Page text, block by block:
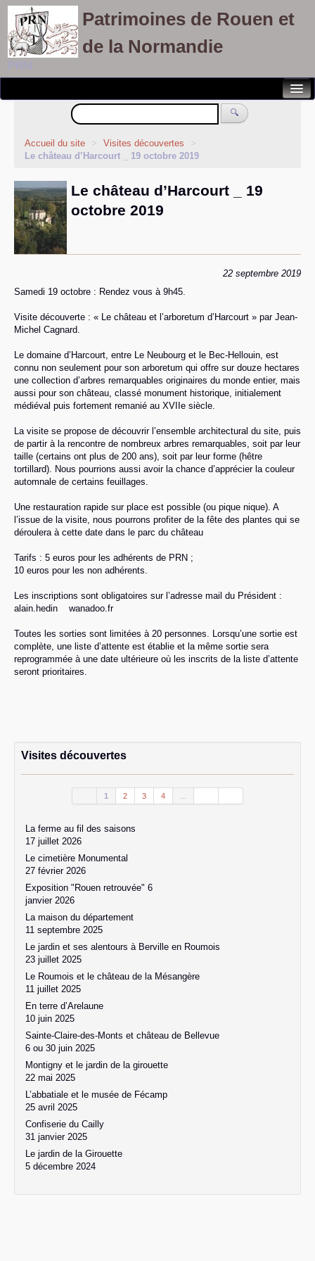
Patrimoines de Rouen et
de la Normandie
PRN
Notre association
Randonnées patrimoines
Visites découvertes
Balades culturelles
Rallyes pédestres
Adhérents
🔍
Accueil du site > Visites découvertes
>
Le château d’Harcourt _ 19 octobre 2019
Le château d’Harcourt _ 19
octobre 2019
22 septembre 2019
Samedi 19 octobre : Rendez vous à 9h45.
Visite découverte : « Le château et l’arboretum d’Harcourt » par Jean-
Michel Cagnard.
Le domaine d’Harcourt, entre Le Neubourg et le Bec-Hellouin, est
connu non seulement pour son arboretum qui offre sur douze hectares
une collection d’arbres remarquables originaires du monde entier, mais
aussi pour son château, classé monument historique, initialement
médiéval puis fortement remanié au XVIIe siècle.
La visite se propose de découvrir l’ensemble architectural du site, puis
de partir à la rencontre de nombreux arbres remarquables, soit par leur
taille (certains ont plus de 200 ans), soit par leur forme (hêtre
tortillard). Nous pourrions aussi avoir la chance d’apprécier la couleur
automnale de certains feuillages.
Une restauration rapide sur place est possible (ou pique nique). A
l’issue de la visite, nous pourrons profiter de la fête des plantes qui se
déroulera à cette date dans le parc du château
Tarifs : 5 euros pour les adhérents de PRN ;
10 euros pour les non adhérents.
Les inscriptions sont obligatoires sur l’adresse mail du Président :
alain.hedin
wanadoo.fr
Toutes les sorties sont limitées à 20 personnes. Lorsqu’une sortie est
complète, une liste d’attente est établie et la même sortie sera
reprogrammée à une date ultérieure où les inscrits de la liste d’attente
seront prioritaires.
Visites découvertes
1 2 3 4
La ferme au fil des saisons
17 juillet 2026
Le cimetière Monumental
27 février 2026
Exposition "Rouen retrouvée" 6
janvier 2026
La maison du département
11 septembre 2025
Le jardin et ses alentours à Berville en Roumois
23 juillet 2025
Le Roumois et le château de la Mésangère
11 juillet 2025
En terre d’Arelaune
10 juin 2025
Sainte-Claire-des-Monts et château de Bellevue
6 ou 30 juin 2025
Montigny et le jardin de la girouette
22 mai 2025
L’abbatiale et le musée de Fécamp
25 avril 2025
Confiserie du Cailly
31 janvier 2025
Le jardin de la Girouette
5 décembre 2024